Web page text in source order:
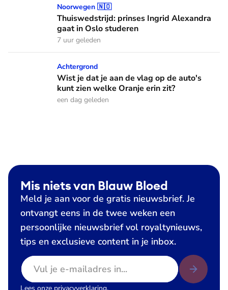
Thuiswedstrijd: prinses Ingrid Alexandra gaat in Oslo
Noorwegen 🇳🇴
Thuiswedstrijd: prinses Ingrid Alexandra
gaat in Oslo studeren
7 uur geleden
Wist je dat je aan de vlag op de auto's kunt zien welke
Achtergrond
Wist je dat je aan de vlag op de auto's
kunt zien welke Oranje erin zit?
een dag geleden
Mis niets van Blauw Bloed
Meld je aan voor de gratis nieuwsbrief. Je
ontvangt eens in de twee weken een
persoonlijke nieuwsbrief vol royaltynieuws,
tips en exclusieve content in je inbox.
E-mailadres